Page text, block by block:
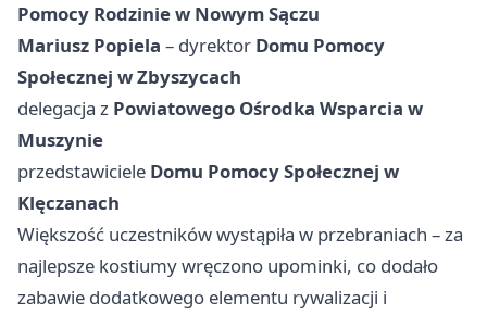
Pomocy Rodzinie w Nowym Sączu
Mariusz Popiela – dyrektor Domu Pomocy
Społecznej w Zbyszycach
delegacja z Powiatowego Ośrodka Wsparcia w
Muszynie
przedstawiciele Domu Pomocy Społecznej w
Klęczanach
Większość uczestników wystąpiła w przebraniach – za
najlepsze kostiumy wręczono upominki, co dodało
zabawie dodatkowego elementu rywalizacji i